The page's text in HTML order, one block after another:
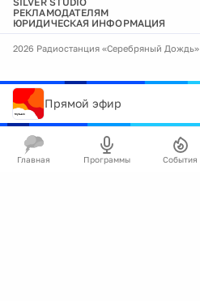
РЕКЛАМОДАТЕЛЯМ
ЮРИДИЧЕСКАЯ ИНФОРМАЦИЯ
2026 Радиостанция «Серебряный Дождь»
Прямой эфир
Главная Программы События